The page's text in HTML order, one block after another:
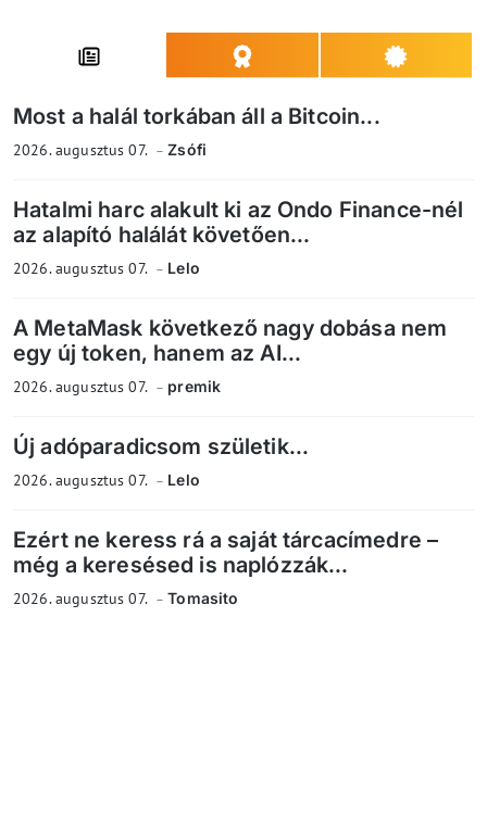
Most a halál torkában áll a Bitcoin...
2026. augusztus 07. Zsófi
Hatalmi harc alakult ki az Ondo Finance-nél
az alapító halálát követően...
2026. augusztus 07. Lelo
A MetaMask következő nagy dobása nem
egy új token, hanem az AI...
2026. augusztus 07. premik
Új adóparadicsom születik...
2026. augusztus 07. Lelo
Ezért ne keress rá a saját tárcacímedre –
még a keresésed is naplózzák...
2026. augusztus 07. Tomasito